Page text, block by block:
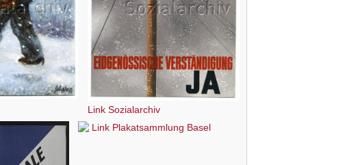
Link Sozialarchiv
Link Plakatsammlung Basel